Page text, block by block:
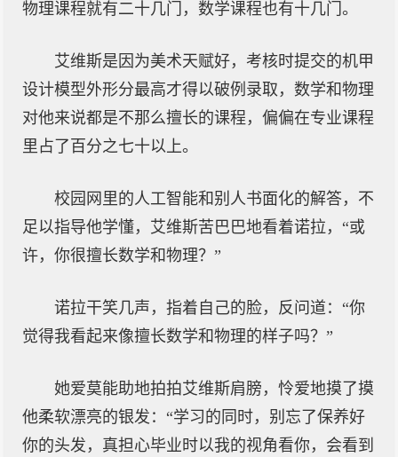
物理课程就有二十几门，数学课程也有十几门。
艾维斯是因为美术天赋好，考核时提交的机甲
设计模型外形分最高才得以破例录取，数学和物理
对他来说都是不那么擅长的课程，偏偏在专业课程
里占了百分之七十以上。
校园网里的人工智能和别人书面化的解答，不
足以指导他学懂，艾维斯苦巴巴地看着诺拉，“或
许，你很擅长数学和物理？”
诺拉干笑几声，指着自己的脸，反问道：“你
觉得我看起来像擅长数学和物理的样子吗？”
她爱莫能助地拍拍艾维斯肩膀，怜爱地摸了摸
他柔软漂亮的银发：“学习的同时，别忘了保养好
你的头发，真担心毕业时以我的视角看你，会看到